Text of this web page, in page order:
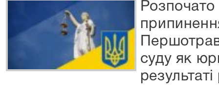
суду як
результаті